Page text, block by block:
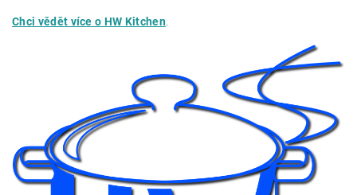
Chci vědět více o HW Kitchen.